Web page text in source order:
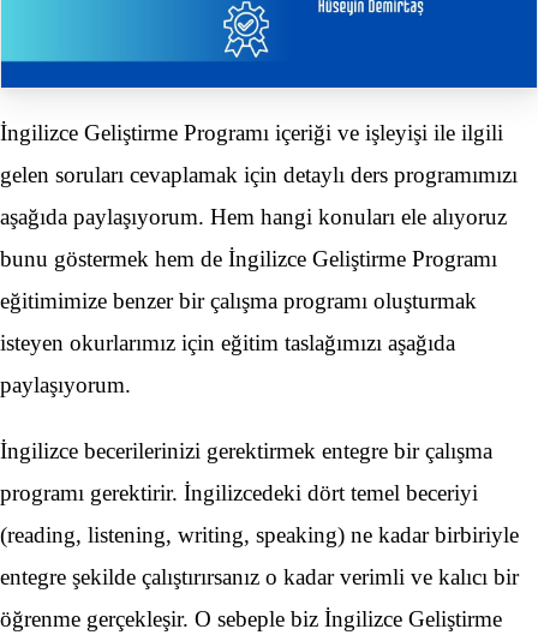
İngilizce Geliştirme Programı içeriği ve işleyişi ile ilgili
gelen soruları cevaplamak için detaylı ders programımızı
aşağıda paylaşıyorum. Hem hangi konuları ele alıyoruz
bunu göstermek hem de İngilizce Geliştirme Programı
eğitimimize benzer bir çalışma programı oluşturmak
isteyen okurlarımız için eğitim taslağımızı aşağıda
paylaşıyorum.
İngilizce becerilerinizi gerektirmek entegre bir çalışma
programı gerektirir. İngilizcedeki dört temel beceriyi
(reading, listening, writing, speaking) ne kadar birbiriyle
entegre şekilde çalıştırırsanız o kadar verimli ve kalıcı bir
öğrenme gerçekleşir. O sebeple biz İngilizce Geliştirme